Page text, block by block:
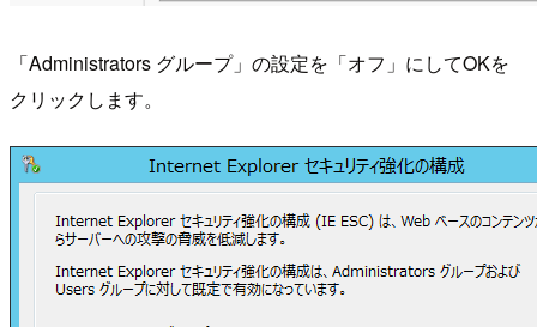
「Administrators グループ」の設定を「オフ」にしてOKを
クリックします。